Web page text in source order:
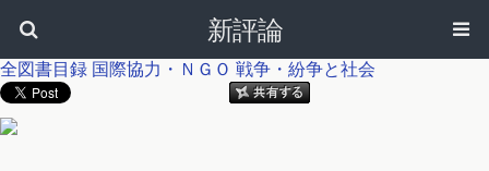
新評論
全図書目録 国際協力・ＮＧＯ 戦争・紛争と社会